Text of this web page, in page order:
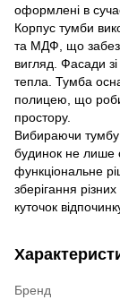
оформлені в
Корпус тумби
та МДФ, що
вигляд. Фасади
тепла. Тумба
полицею, що
простору.
Вибираючи тумбу
будинок не лише
функціональне
зберігання
куточок
Бренд